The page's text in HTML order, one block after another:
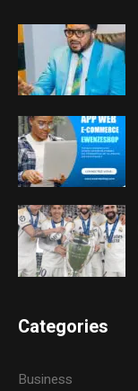
Categories
Business